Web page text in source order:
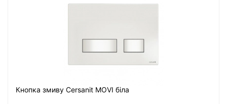
Кнопка змиву Cersanit MOVI біла